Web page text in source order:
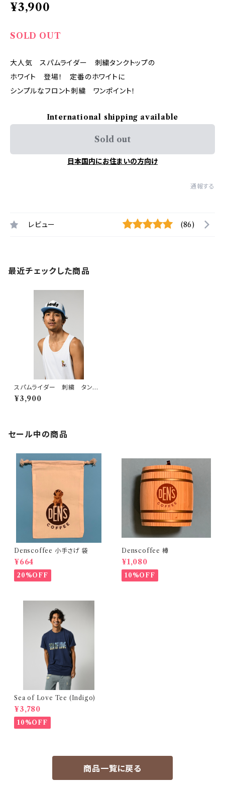
¥3,900
SOLD OUT
大人気 スパムライダー 刺繍タンクトップの
ホワイト 登場！ 定番のホワイトに
シンプルなフロント刺繍 ワンポイント！
International shipping available
Sold out
日本国内にお住まいの方向け
通報する
レビュー (86)
最近チェックした商品
スパムライダー 刺繍 タンクト
ップ ホワイト
¥3,900
セール中の商品
Denscoffee 小手さげ 袋
¥664
20%OFF
Denscoffee 樽
¥1,080
10%OFF
Sea of Love Tee (Indigo)
¥3,780
10%OFF
商品一覧に戻る